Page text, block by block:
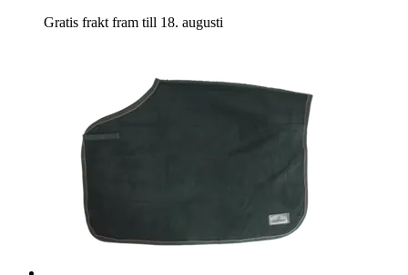
Gratis frakt fram till 18. augusti